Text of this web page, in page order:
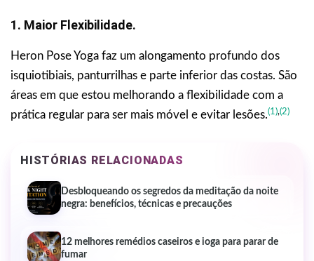
1. Maior Flexibilidade.
Heron Pose Yoga faz um alongamento profundo dos
isquiotibiais, panturrilhas e parte inferior das costas. São
áreas em que estou melhorando a flexibilidade com a
prática regular para ser mais móvel e evitar lesões.(1),(2)
HISTÓRIAS RELACIONADAS
Desbloqueando os segredos da meditação da noite
negra: benefícios, técnicas e precauções
12 melhores remédios caseiros e ioga para parar de
fumar